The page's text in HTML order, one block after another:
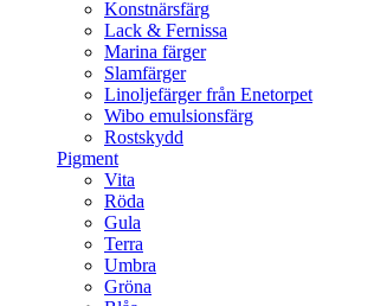
Konstnärsfärg
Lack & Fernissa
Marina färger
Slamfärger
Linoljefärger från Enetorpet
Wibo emulsionsfärg
Rostskydd
Pigment
Vita
Röda
Gula
Terra
Umbra
Gröna